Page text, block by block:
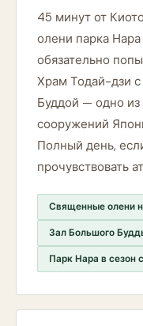
45 минут от
олени парка Нара
обязательно
Храм Тодай-дзи
Буддой — одно
сооружений
Полный день,
прочувствовать
Священные олени
Зал Большого
Парк Нара в сезон